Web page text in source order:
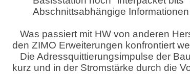
Abschnittsabhängige
Was passiert mit HW von anderen
den ZIMO Erweiterungen konfrontiert
Die Adressquittierungsimpulse der
kurz und in der Stromstärke durch die